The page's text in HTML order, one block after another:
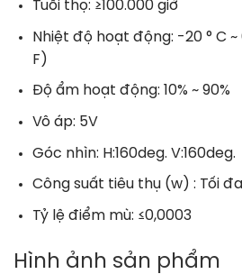
Tuổi thọ: ≥100.000 giờ
Nhiệt độ hoạt động: -20 ° C ~
F)
Độ ẩm hoạt động: 10% ~ 90%
Vô áp: 5V
Góc nhìn: H:160deg. V:160deg.
Công suất tiêu thụ (w) : Tối
Tỷ lệ điểm mù: ≤0,0003
Hình ảnh sản phẩm